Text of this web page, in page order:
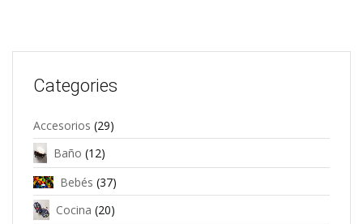
Categories
Accesorios (29)
Baño (12)
Bebés (37)
Cocina (20)